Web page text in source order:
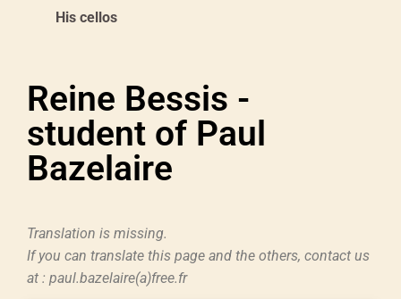
His cellos
Reine Bessis -
student of Paul
Bazelaire
Translation is missing.
If you can translate this page and the others, contact us
at : paul.bazelaire(a)free.fr